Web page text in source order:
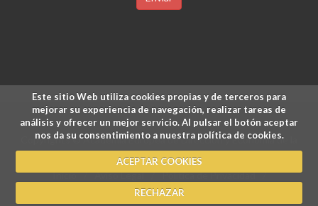
Copyrights © Academia Europea de Dirección y Economía de la
Empresa.
Inicio / Aviso Legal / Política de Privacidad /
Política de Cookies / Pagos y Devoluciones
Este sitio Web utiliza cookies propias y de terceros para
mejorar su experiencia de navegación, realizar tareas de
análisis y ofrecer un mejor servicio. Al pulsar el botón aceptar
nos da su consentimiento a nuestra política de cookies.
ACEPTAR COOKIES
RECHAZAR